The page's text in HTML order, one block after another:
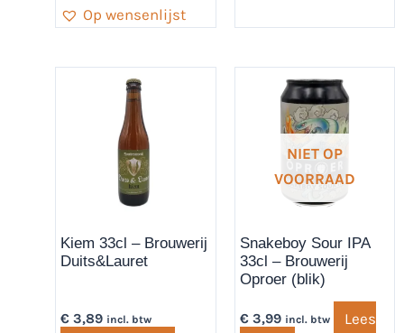
Op wensenlijst
Kiem 33cl – Brouwerij
Duits&Lauret
€ 3,89 incl. btw
NIET OP
VOORRAAD
Snakeboy Sour IPA
33cl – Brouwerij
Oproer (blik)
€3,99 incl. btw
Lees